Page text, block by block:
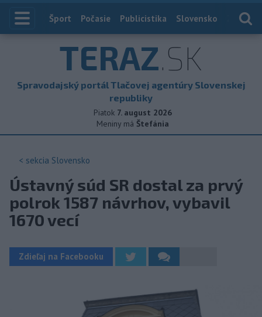
Index
Šport Počasie Publicistika Slovensko
TERAZ.SK
Spravodajský portál Tlačovej agentúry Slovenskej
republiky
Piatok 7. august 2026
Meniny má Štefánia
< sekcia Slovensko
Ústavný súd SR dostal za prvý
polrok 1587 návrhov, vybavil
1670 vecí
Zdieľaj na Facebooku